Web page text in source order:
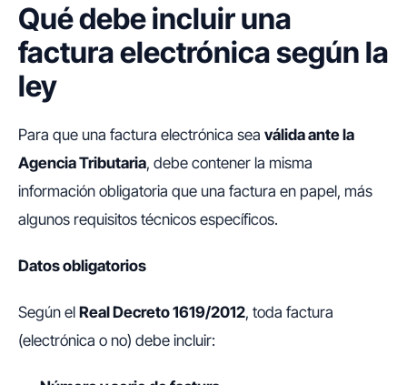
Qué debe incluir una
factura electrónica según la
ley
Para que una factura electrónica sea válida ante la
Agencia Tributaria, debe contener la misma
información obligatoria que una factura en papel, más
algunos requisitos técnicos específicos.
Datos obligatorios
Según el Real Decreto 1619/2012, toda factura
(electrónica o no) debe incluir: